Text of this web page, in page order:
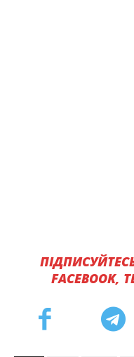
FACEBOOK,